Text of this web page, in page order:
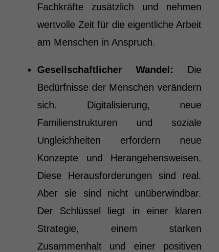
Fachkräfte zusätzlich und nehmen
wertvolle Zeit für die eigentliche Arbeit
am Menschen in Anspruch.
Gesellschaftlicher Wandel: Die
Bedürfnisse der Menschen verändern
sich. Digitalisierung, neue
Familienstrukturen und soziale
Ungleichheiten erfordern neue
Konzepte und Herangehensweisen.
Diese Herausforderungen sind real.
Aber sie sind nicht unüberwindbar.
Der Schlüssel liegt in einer klaren
Strategie, einem starken
Zusammenhalt und einer positiven